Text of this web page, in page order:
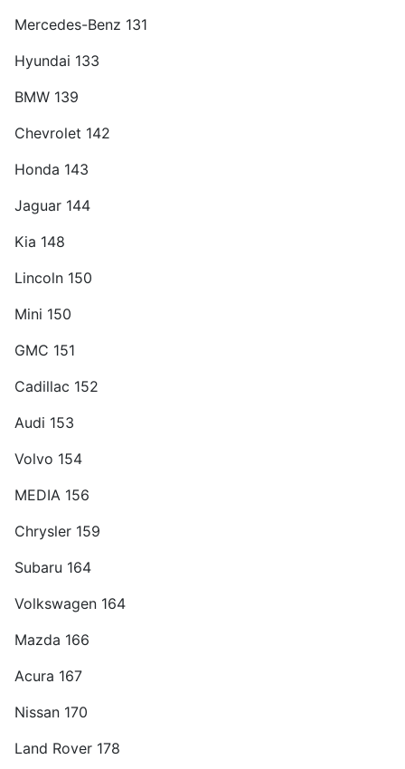
Mercedes-Benz 131
Hyundai 133
BMW 139
Chevrolet 142
Honda 143
Jaguar 144
Kia 148
Lincoln 150
Mini 150
GMC 151
Cadillac 152
Audi 153
Volvo 154
MEDIA 156
Chrysler 159
Subaru 164
Volkswagen 164
Mazda 166
Acura 167
Nissan 170
Land Rover 178